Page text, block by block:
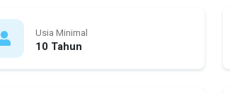
Usia Minimal
10 Tahun